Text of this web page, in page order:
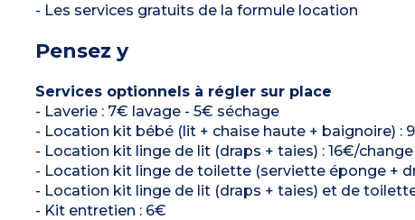
- Les services gratuits de la formule location
Pensez y
Services optionnels à régler sur place
- Laverie : 7€ lavage - 5€ séchage
- Location kit bébé (lit + chaise haute + baignoire) :
- Location kit linge de lit (draps + taies) : 16€/change
- Location kit linge de toilette (serviette éponge +
- Location kit linge de lit (draps + taies) et de
- Kit entretien : 6€